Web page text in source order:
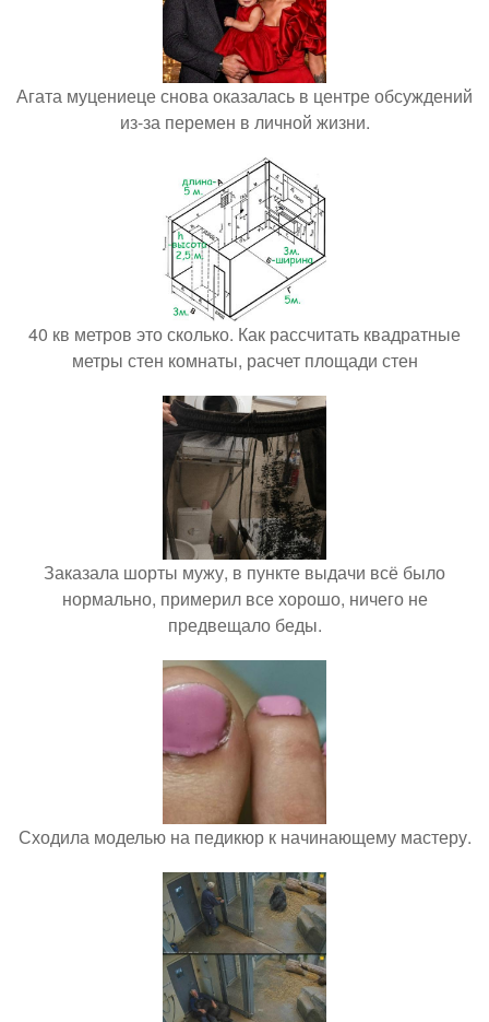
Агата муцениеце снова оказалась в центре обсуждений
из-за перемен в личной жизни.
40 кв метров это сколько. Как рассчитать квадратные
метры стен комнаты, расчет площади стен
Заказала шорты мужу, в пункте выдачи всё было
нормально, примерил все хорошо, ничего не
предвещало беды.
Сходила моделью на педикюр к начинающему мастеру.